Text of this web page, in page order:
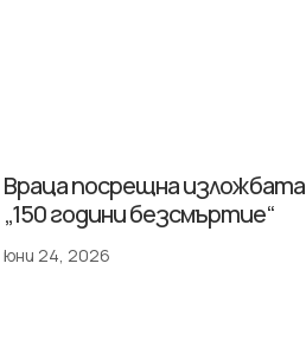
Враца посрещна изложбата
„150 години безсмъртие“
юни 24, 2026